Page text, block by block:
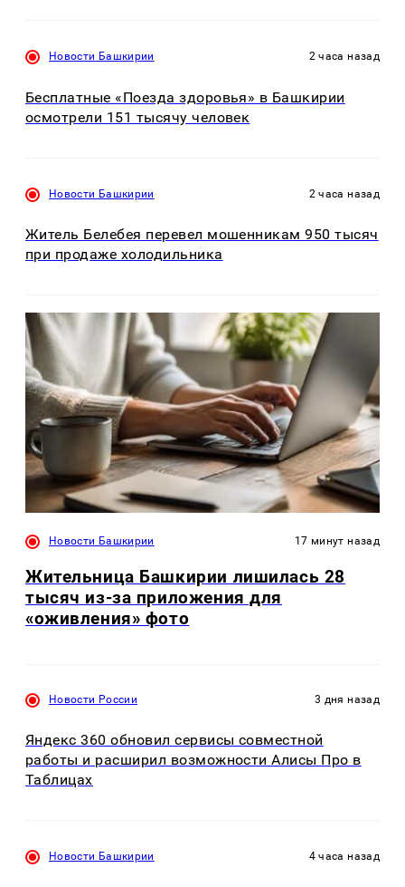
Новости Башкирии 2 часа назад
Бесплатные «Поезда здоровья» в Башкирии
осмотрели 151 тысячу человек
Новости Башкирии 2 часа назад
Житель Белебея перевел мошенникам 950 тысяч
при продаже холодильника
Новости Башкирии 17 минут назад
Жительница Башкирии лишилась 28
тысяч из-за приложения для
«оживления» фото
Новости России 3 дня назад
Яндекс 360 обновил сервисы совместной
работы и расширил возможности Алисы Про в
Таблицах
Новости Башкирии 4 часа назад